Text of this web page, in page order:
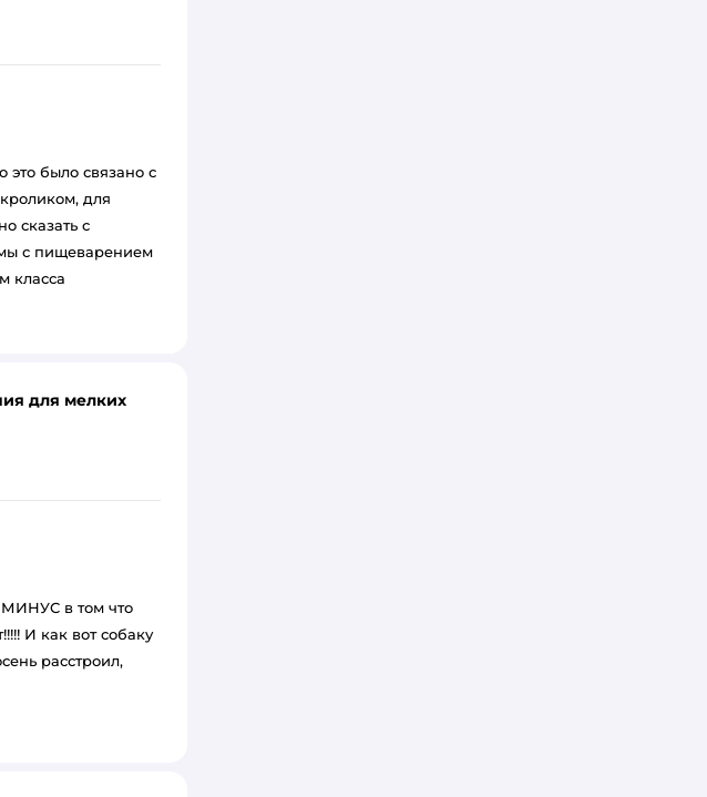
было связано с
для
сказать с
с пищеварением
класса
для мелких
МИНУС в том что
И как вот собаку
расстроил,